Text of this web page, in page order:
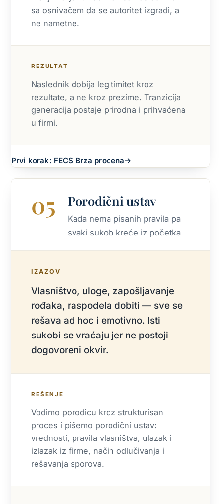
sa osnivačem da se autoritet izgradi, a
ne nametne.
REZULTAT
Naslednik dobija legitimitet kroz
rezultate, a ne kroz prezime. Tranzicija
generacija postaje prirodna i prihvaćena
u firmi.
Prvi korak: FECS Brza procena→
05 Porodični ustav
Kada nema pisanih pravila pa
svaki sukob kreće iz početka.
IZAZOV
Vlasništvo, uloge, zapošljavanje
rođaka, raspodela dobiti — sve se
rešava ad hoc i emotivno. Isti
sukobi se vraćaju jer ne postoji
dogovoreni okvir.
REŠENJE
Vodimo porodicu kroz strukturisan
proces i pišemo porodični ustav:
vrednosti, pravila vlasništva, ulazak i
izlazak iz firme, način odlučivanja i
rešavanja sporova.